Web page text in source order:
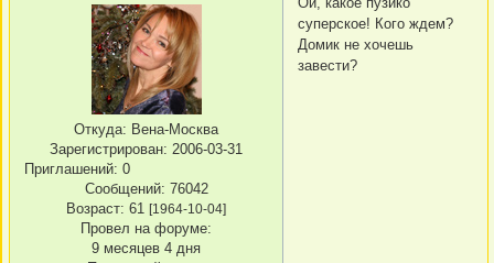
Откуда: Вена-Москва
Зарегистрирован: 2006-03-31
Приглашений: 0
Сообщений: 76042
Возраст: 61 [1964-10-04]
Провел на форуме:
9 месяцев 4 дня
суперское! Кого ждем?
Домик не хочешь
завести?